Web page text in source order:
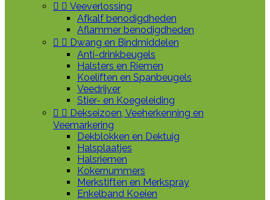
  Veeverlossing
Afkalf benodigdheden
Aflammer benodigdheden
  Dwang en Bindmiddelen
Anti-drinkbeugels
Halsters en Riemen
Koeliften en Spanbeugels
Veedrijver
Stier- en Koegeleiding
  Dekseizoen, Veeherkenning en
Veemarkering
Dekblokken en Dektuig
Halsplaatjes
Halsriemen
Kokernummers
Merkstiften en Merkspray
Enkelband Koeien